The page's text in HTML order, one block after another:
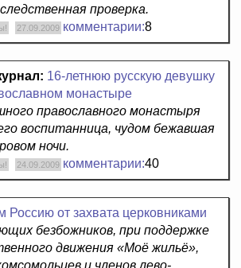
проверка.
27.09.2009 комментарии:8
16-летнюю русскую девушку
монастыре
православного монастыря
воспитанница, чудом бежавшая
ночи.
24.09.2009 комментарии:40
Россию от захвата церковниками
безбожников, при поддержке
движения «Моё жильё»,